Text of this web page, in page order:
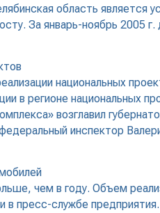
область является
За январь-ноябрь 2005
национальных
в регионе национальных
возглавил
инспектор
чем в году. Объем
пресс-службе